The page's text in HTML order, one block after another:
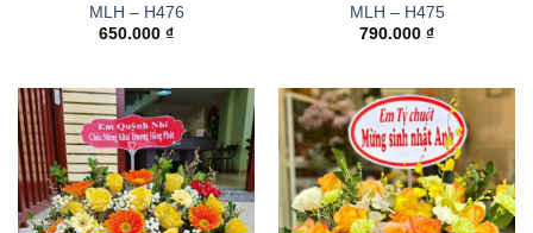
MLH – H476
650.000 ₫
MLH – H475
790.000 ₫